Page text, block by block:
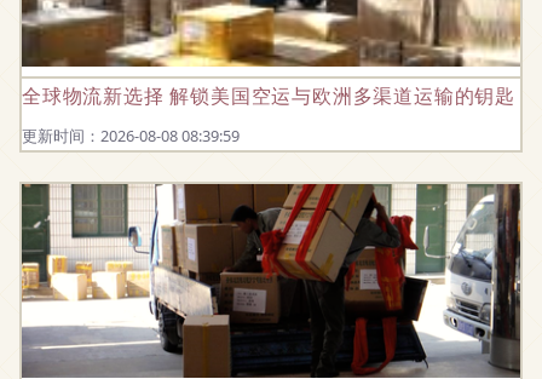
全球物流新选择 解锁美国空运与欧洲多渠道运输的钥匙
更新时间：2026-08-08 08:39:59